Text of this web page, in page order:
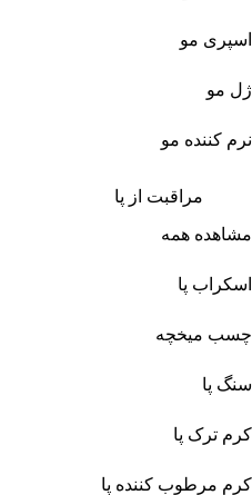
اسپری مو
ژل مو
نرم کننده مو
مراقبت از پا
مشاهده همه
اسکراب پا
چسب میخچه
سنگ پا
کرم ترک پا
کرم مرطوب کننده پا